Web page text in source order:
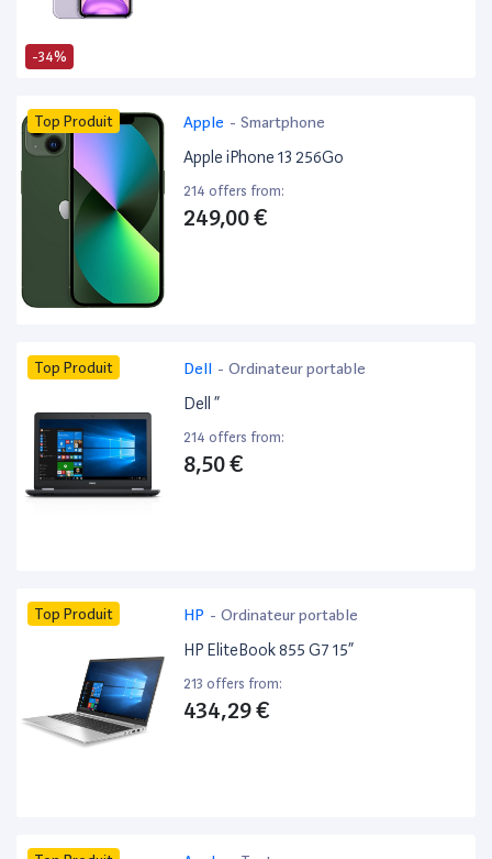
-34%
Top Produit Apple - Smartphone
Apple iPhone 13 256Go
214 offers from:
249,00 €
Top Produit Dell - Ordinateur portable
Dell ”
214 offers from:
8,50 €
Top Produit HP - Ordinateur portable
HP EliteBook 855 G7 15”
213 offers from:
434,29 €